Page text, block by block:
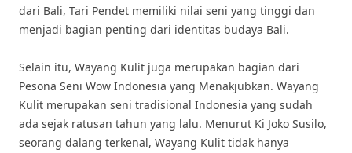
dari Bali, Tari Pendet memiliki nilai seni yang tinggi dan
menjadi bagian penting dari identitas budaya Bali.
Selain itu, Wayang Kulit juga merupakan bagian dari
Pesona Seni Wow Indonesia yang Menakjubkan. Wayang
Kulit merupakan seni tradisional Indonesia yang sudah
ada sejak ratusan tahun yang lalu. Menurut Ki Joko Susilo,
seorang dalang terkenal, Wayang Kulit tidak hanya